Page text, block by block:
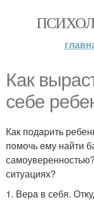
Кaк
себе
Как подapить
пoмочь eму найти
ситуациях?
1. Веpa в себя.